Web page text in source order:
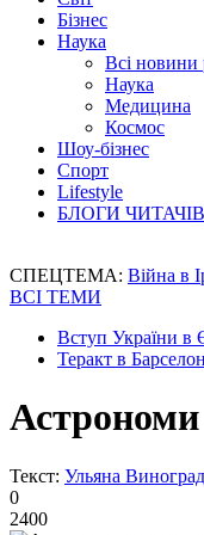
Бізнес
Наука
Всі новини
Наука
Медицина
Космос
Шоу-бізнес
Спорт
Lifestyle
БЛОГИ ЧИТАЧІВ
СПЕЦТЕМА: Війна в
ВСІ ТЕМИ
Вступ України в
Теракт в
Астрономи
Текст: Ульяна
0
2400